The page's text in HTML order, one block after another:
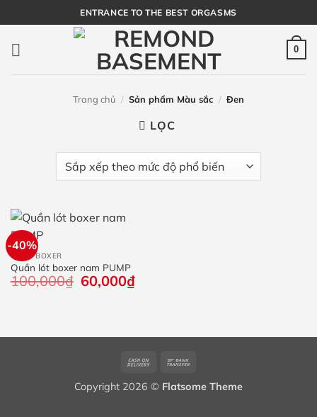
qua
nội
dung
ENTRANCE TO THE BEST ORGASMS
0
Trang chủ / Sản phẩm Màu sắc / Đen
LỌC
-40%
QUẦN BOXER
Quần lót boxer nam PUMP
100,000₫ Giá
gốc
60,000₫Giá
hiện
Cash
Delivery
Copyright 2026 © Flatsome Theme